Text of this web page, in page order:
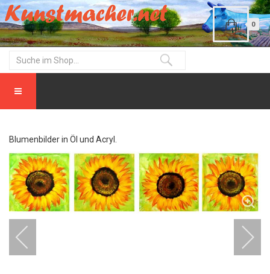
0
Blumenbilder in Öl und Acryl.